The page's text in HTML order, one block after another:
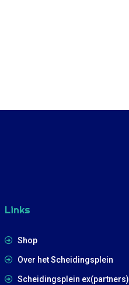
Links
Shop
Over het Scheidingsplein
Scheidingsplein ex(partners)